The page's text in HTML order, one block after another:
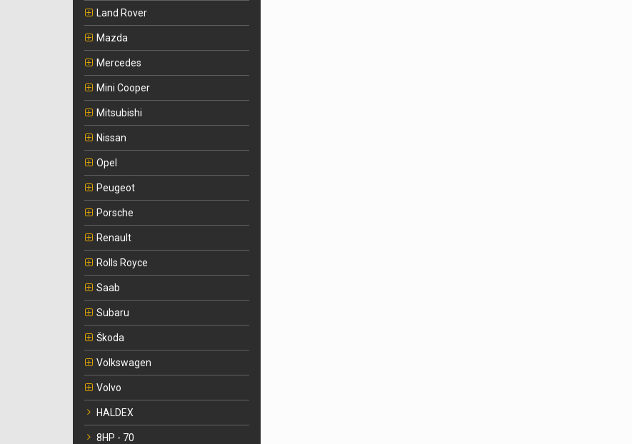
Land Rover
Mazda
Mercedes
Mini Cooper
Mitsubishi
Nissan
Opel
Peugeot
Porsche
Renault
Rolls Royce
Saab
Subaru
Škoda
Volkswagen
Volvo
HALDEX
8HP - 70